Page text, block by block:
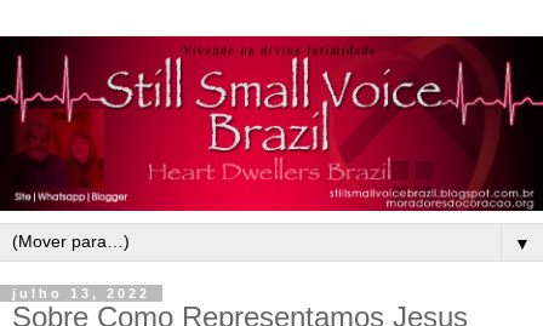
▼
julho 13, 2022
Sobre Como Representamos Jesus